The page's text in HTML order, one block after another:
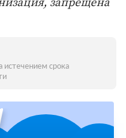
истечением срока